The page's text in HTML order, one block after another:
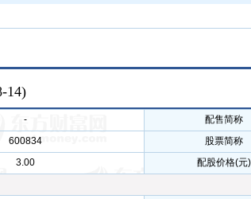
14)
- 配售简称
600834 股票简称
3.00 配股价格(元)